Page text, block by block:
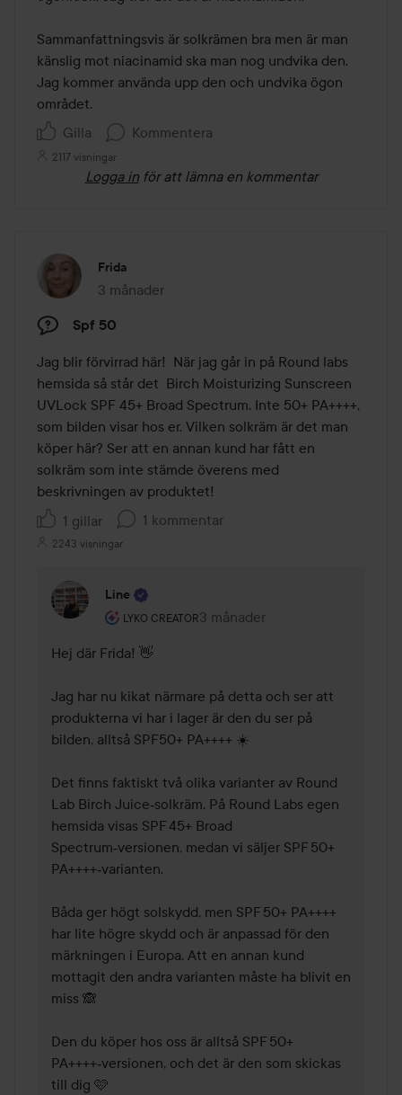
Sammanfattningsvis är solkrämen bra men är man
känslig mot niacinamid ska man nog undvika den.
Jag kommer använda upp den och undvika ögon
området.
Gilla
Kommentera
2117 visningar
Logga in för att lämna en kommentar
Frida
3 månader
Inlägget skapades 3 månader
Spf 50
Jag blir förvirrad här!  När jag går in på Round labs
hemsida så står det  Birch Moisturizing Sunscreen
UVLock SPF 45+ Broad Spectrum. Inte 50+ PA++++,
som bilden visar hos er. Vilken solkräm är det man
köper här? Ser att en annan kund har fått en
solkräm som inte stämde överens med
beskrivningen av produktet!
1 gillar
1 kommentar
2243 visningar
Line
LYKO CREATOR
Användarens roll: Lyko Creator.
3 månader
Kommentaren lades 3 månader
Hej där Frida! 👋
Jag har nu kikat närmare på detta och ser att
produkterna vi har i lager är den du ser på
bilden, alltså SPF50+ PA++++ ☀️
Det finns faktiskt två olika varianter av Round
Lab Birch Juice‑solkräm. På Round Labs egen
hemsida visas SPF 45+ Broad
Spectrum‑versionen, medan vi säljer SPF 50+
PA++++‑varianten.
Båda ger högt solskydd, men SPF 50+ PA++++
har lite högre skydd och är anpassad för den
märkningen i Europa. Att en annan kund
mottagit den andra varianten måste ha blivit en
miss 🙈
Den du köper hos oss är alltså SPF 50+
PA++++‑versionen, och det är den som skickas
till dig 🩷